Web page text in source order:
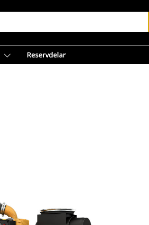
Reservdelar